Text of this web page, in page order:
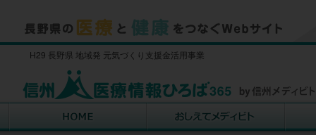
H29 長野県 地域発 元気づくり支援金活用事業